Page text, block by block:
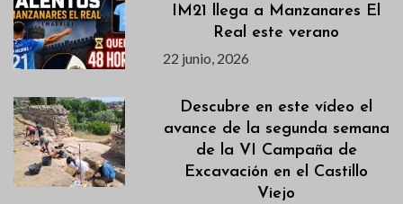
IM21 llega a Manzanares El
Real este verano
22 junio, 2026
Descubre en este vídeo el
avance de la segunda semana
de la VI Campaña de
Excavación en el Castillo
Viejo